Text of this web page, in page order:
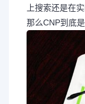
上搜索还是在
那么CNP到底